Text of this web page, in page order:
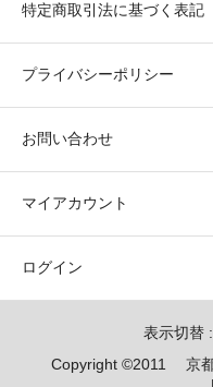
特定商取引法に基づく表記
プライバシーポリシー
お問い合わせ
マイアカウント
ログイン
表示切替 :
Copyright ©2011 京